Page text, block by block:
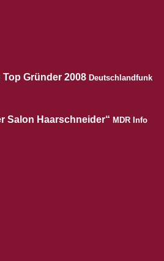
Gründer 2008 Deutschlandfunk
Salon Haarschneider“ MDR Info